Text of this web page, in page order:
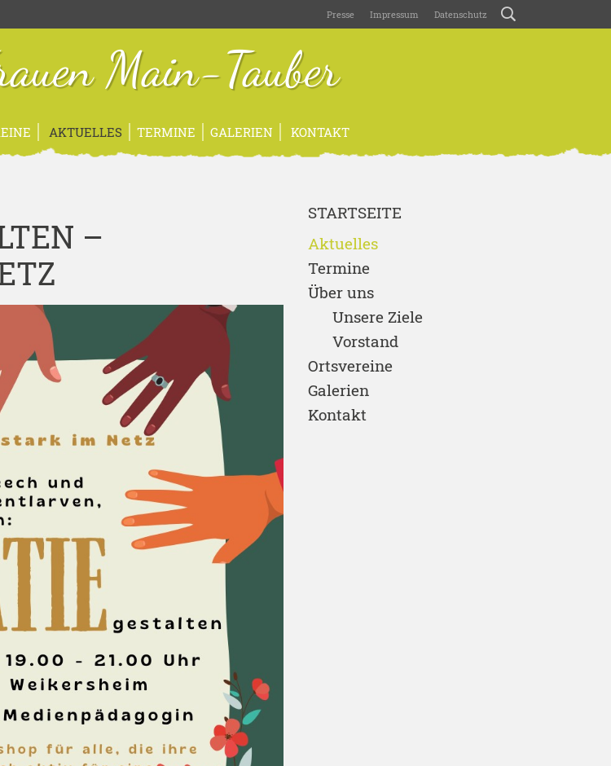
Presse Impressum Datenschutz
Main-Tauber
AKTUELLES TERMINE GALERIEN KONTAKT
–
STARTSEITE
Aktuelles
Termine
Über uns
Unsere Ziele
Vorstand
Ortsvereine
Galerien
Kontakt